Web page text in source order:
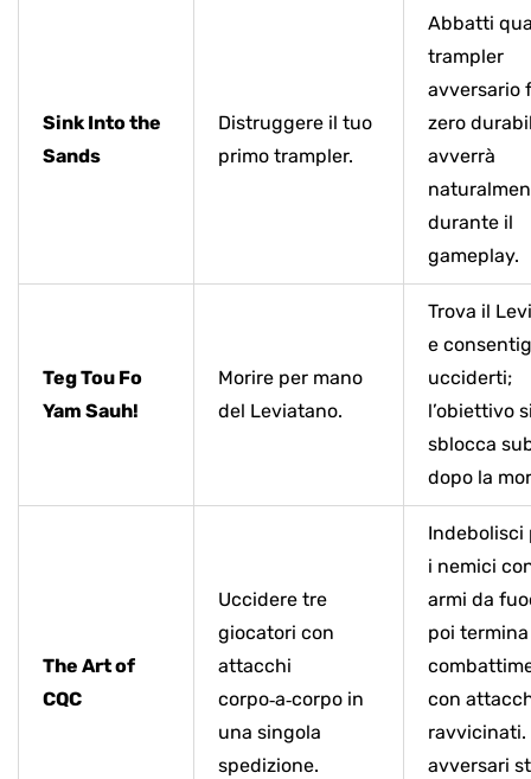
Sink Into the
Sands
Distruggere il tuo
primo trampler.
Abbatti
trampler
avversario
zero
avverrà
durante il
gameplay.
Teg Tou Fo
Yam Sauh!
Morire per mano
del Leviatano.
Trova il
e
ucciderti;
l’obiettivo
sblocca
dopo la
The Art of
CQC
Uccidere tre
giocatori con
attacchi
corpo‑a‑corpo in
una singola
spedizione.
Indebolisci
i nemici
armi da
poi
con
ravvicinati.
avversari